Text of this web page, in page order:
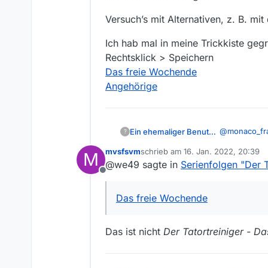
Versuch’s mit Alternativen, z. B.
Ich hab mal in meine Trickkiste
Rechtsklick > Speichern
Das freie Wochende
Angehörige
? Ein ehemaliger Benutzer @
Die
gescannt,
Angehörige
M
Offline
mvsfsvmschrieb am 16. Jan. 2022, 20:39
zuletzt editiert von
@we49 sagte in Serienfolgen "Der
Das freie Wochende
Das ist nicht Der Tatortreiniger -